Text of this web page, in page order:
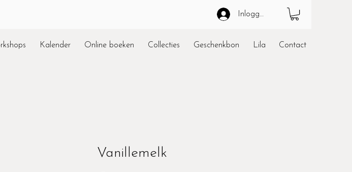
Inloggen
Kalender Online boeken Collecties Geschenkbon Lila Contact
Vanillemelk